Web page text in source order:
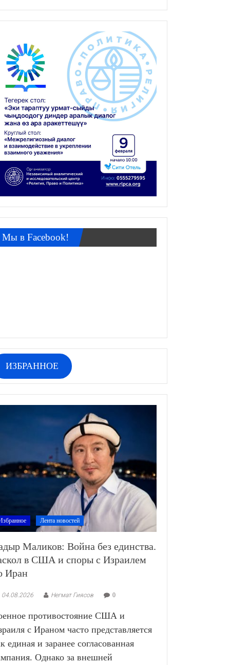
Мы в Facebook!
ИЗБРАННОЕ
Лента новостей
Маликов: Война без единства.
в США и споры с Израилем
Иран
04.08.2026 Негмат Гиясов 0
противостояние США и
с Ираном часто представляется
единая и заранее согласованная
Однако за внешней